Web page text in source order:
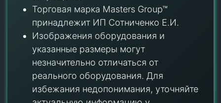
Торговая марка Masters Group™
принадлежит ИП Сотниченко Е.И.
Изображения оборудования и
указанные размеры могут
незначительно отличаться от
реального оборудования. Для
избежания недопонимания, уточняйте